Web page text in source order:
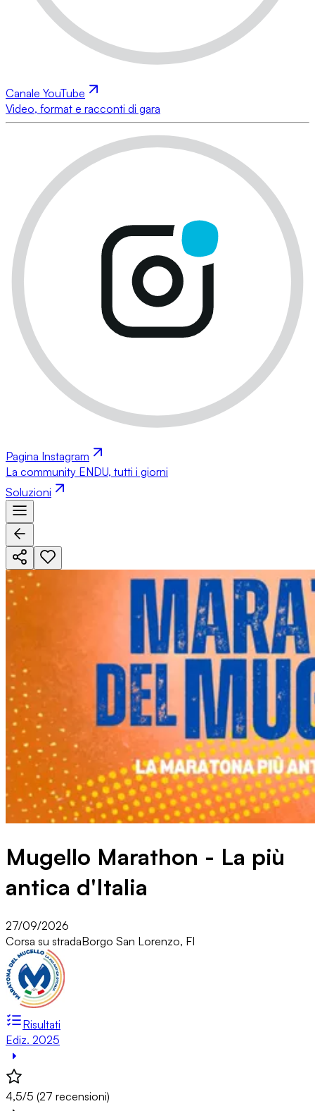
Canale YouTube
Video, format e racconti di gara
Pagina Instagram
La community ENDU, tutti i giorni
Soluzioni
Mugello Marathon - La più
antica d'Italia
27/09/2026
Corsa su stradaBorgo San Lorenzo, FI
Risultati
Ediz. 2025
4,5/5 (27 recensioni)